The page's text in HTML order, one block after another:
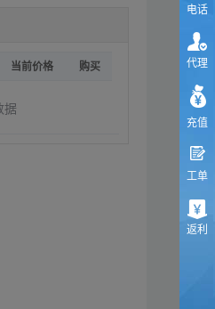
当前价格 购买
据
电话
代理
充值
工单
返利